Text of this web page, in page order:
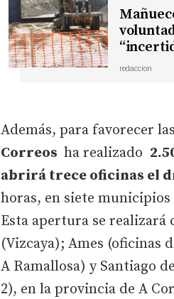
redaccion
Además, para favorecer
Correos ha realizado
abrirá trece oficinas el
horas, en siete
Esta apertura se
(Vizcaya); Ames (oficinas
A Ramallosa) y Santiago
2), en la provincia de A